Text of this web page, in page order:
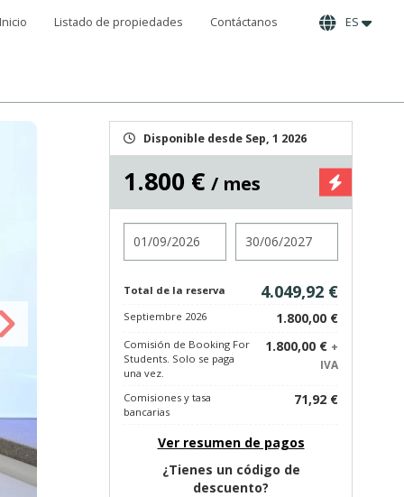
Inicio Listado de propiedades Contáctanos ES
Disponible desde Sep, 1 2026
1.800 € / mes
Total de la reserva 4.049,92 €
Septiembre 2026 1.800,00 €
Comisión de Booking For
Students. Solo se paga
una vez.
1.800,00 € +
IVA
Comisiones y tasa
bancarias
71,92 €
Ver resumen de pagos
¿Tienes un código de
descuento?